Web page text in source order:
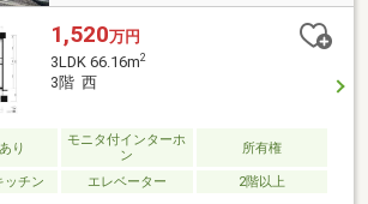
1,520万円
3LDK 66.16m2
3階 西
り
モニタ付インターホ
ン
所有権
ッチン エレベーター 2階以上